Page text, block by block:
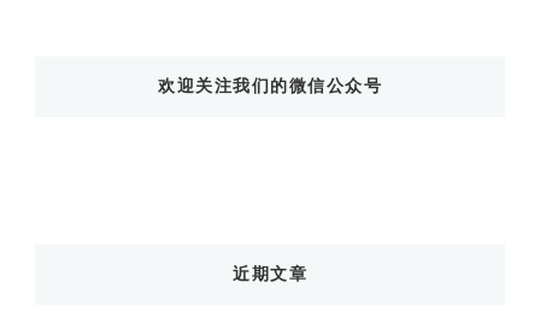
欢迎关注我们的微信公众号
近期文章